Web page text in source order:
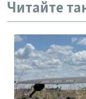
Читайте